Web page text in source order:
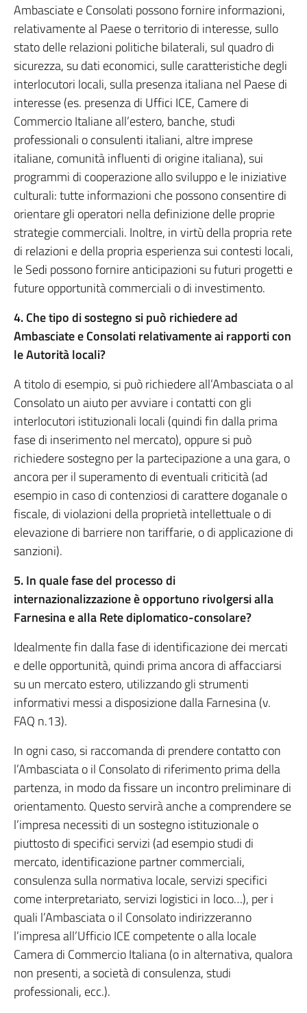
Ambasciate e Consolati possono fornire informazioni,
relativamente al Paese o territorio di interesse, sullo
stato delle relazioni politiche bilaterali, sul quadro di
sicurezza, su dati economici, sulle caratteristiche degli
interlocutori locali, sulla presenza italiana nel Paese di
interesse (es. presenza di Uffici ICE, Camere di
Commercio Italiane all’estero, banche, studi
professionali o consulenti italiani, altre imprese
italiane, comunità influenti di origine italiana), sui
programmi di cooperazione allo sviluppo e le iniziative
culturali: tutte informazioni che possono consentire di
orientare gli operatori nella definizione delle proprie
strategie commerciali. Inoltre, in virtù della propria rete
di relazioni e della propria esperienza sui contesti locali,
le Sedi possono fornire anticipazioni su futuri progetti e
future opportunità commerciali o di investimento.
4. Che tipo di sostegno si può richiedere ad
Ambasciate e Consolati relativamente ai rapporti con
le Autorità locali?
A titolo di esempio, si può richiedere all’Ambasciata o al
Consolato un aiuto per avviare i contatti con gli
interlocutori istituzionali locali (quindi fin dalla prima
fase di inserimento nel mercato), oppure si può
richiedere sostegno per la partecipazione a una gara, o
ancora per il superamento di eventuali criticità (ad
esempio in caso di contenziosi di carattere doganale o
fiscale, di violazioni della proprietà intellettuale o di
elevazione di barriere non tariffarie, o di applicazione di
sanzioni).
5. In quale fase del processo di
internazionalizzazione è opportuno rivolgersi alla
Farnesina e alla Rete diplomatico-consolare?
Idealmente fin dalla fase di identificazione dei mercati
e delle opportunità, quindi prima ancora di affacciarsi
su un mercato estero, utilizzando gli strumenti
informativi messi a disposizione dalla Farnesina (v.
FAQ n.13).
In ogni caso, si raccomanda di prendere contatto con
l’Ambasciata o il Consolato di riferimento prima della
partenza, in modo da fissare un incontro preliminare di
orientamento. Questo servirà anche a comprendere se
l’impresa necessiti di un sostegno istituzionale o
piuttosto di specifici servizi (ad esempio studi di
mercato, identificazione partner commerciali,
consulenza sulla normativa locale, servizi specifici
come interpretariato, servizi logistici in loco…), per i
quali l’Ambasciata o il Consolato indirizzeranno
l’impresa all’Ufficio ICE competente o alla locale
Camera di Commercio Italiana (o in alternativa, qualora
non presenti, a società di consulenza, studi
professionali, ecc.).